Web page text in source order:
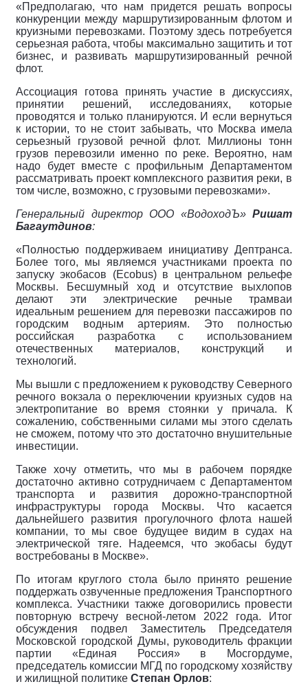
«Предполагаю, что нам придется решать вопросы
конкуренции между маршрутизированным флотом и
круизными перевозками. Поэтому здесь потребуется
серьезная работа, чтобы максимально защитить и тот
бизнес, и развивать маршрутизированный речной
флот.
Ассоциация готова принять участие в дискуссиях,
принятии решений, исследованиях, которые
проводятся и только планируются. И если вернуться
к истории, то не стоит забывать, что Москва имела
серьезный грузовой речной флот. Миллионы тонн
грузов перевозили именно по реке. Вероятно, нам
надо будет вместе с профильным Департаментом
рассматривать проект комплексного развития реки, в
том числе, возможно, с грузовыми перевозками».
Генеральный директор ООО «ВодоходЪ» Ришат
Багаутдинов:
«Полностью поддерживаем инициативу Дептранса.
Более того, мы являемся участниками проекта по
запуску экобасов (Ecobus) в центральном рельефе
Москвы. Бесшумный ход и отсутствие выхлопов
делают эти электрические речные трамваи
идеальным решением для перевозки пассажиров по
городским водным артериям. Это полностью
российская разработка с использованием
отечественных материалов, конструкций и
технологий.
Мы вышли с предложением к руководству Северного
речного вокзала о переключении круизных судов на
электропитание во время стоянки у причала. К
сожалению, собственными силами мы этого сделать
не сможем, потому что это достаточно внушительные
инвестиции.
Также хочу отметить, что мы в рабочем порядке
достаточно активно сотрудничаем с Департаментом
транспорта и развития дорожно-транспортной
инфраструктуры города Москвы. Что касается
дальнейшего развития прогулочного флота нашей
компании, то мы свое будущее видим в судах на
электрической тяге. Надеемся, что экобасы будут
востребованы в Москве».
По итогам круглого стола было принято решение
поддержать озвученные предложения Транспортного
комплекса. Участники также договорились провести
повторную встречу весной-летом 2022 года. Итог
обсуждения подвел Заместитель Председателя
Московской городской Думы, руководитель фракции
партии «Единая Россия» в Мосгордуме,
председатель комиссии МГД по городскому хозяйству
и жилищной политике Степан Орлов: